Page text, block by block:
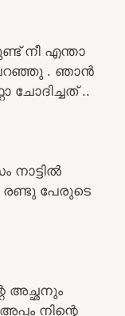
നീ എന്താ
പറഞ്ഞു . ഞാൻ
ചോദിച്ചത് ..
പേരുടെ
അച്ഛനും
നിന്റെ